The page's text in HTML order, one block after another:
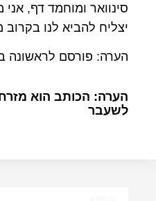
סינוואר ומוחמד דף, אני
יצליח להביא לנו
הערה: פורסם לראשונה
הערה: הכותב הוא
לשעבר